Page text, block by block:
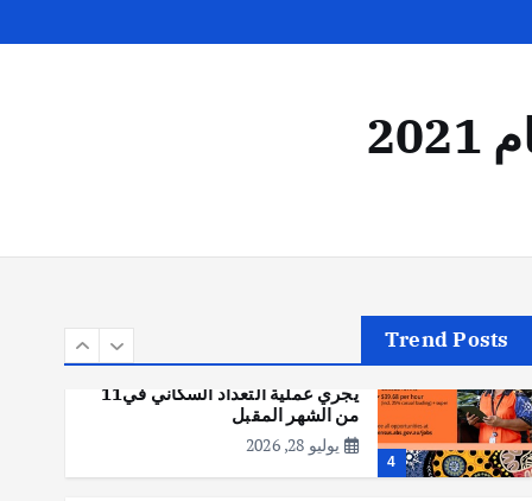
Trend Posts
يوليو 30, 2026
4
مكتب الإحصاءات الأسترالي (ABS)
يجري عملية التعداد السكاني في11
من الشهر المقبل
يوليو 28, 2026